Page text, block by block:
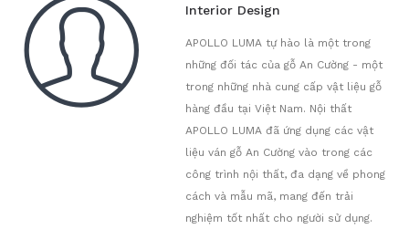
Interior Design
APOLLO LUMA tự hào là một trong
những đối tác của gỗ An Cường - một
trong những nhà cung cấp vật liệu gỗ
hàng đầu tại Việt Nam. Nội thất
APOLLO LUMA đã ứng dụng các vật
liệu ván gỗ An Cường vào trong các
công trình nội thất, đa dạng về phong
cách và mẫu mã, mang đến trải
nghiệm tốt nhất cho người sử dụng.